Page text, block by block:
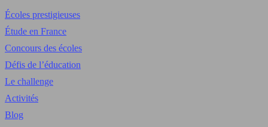
Écoles prestigieuses
Étude en France
Concours des écoles
Défis de l’éducation
Le challenge
Activités
Blog